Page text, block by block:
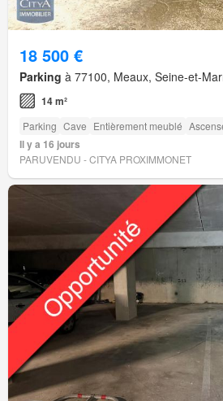
18 500 €
Parking à 77100, Meaux, Seine-et-
14 m²
Parking Cave Entièrement meublé
Il y a 16 jours
PARUVENDU - CITYA PROXIMMONET